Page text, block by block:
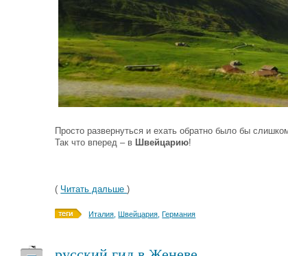
Просто развернуться и ехать обратно было бы
Так что вперед – в Швейцарию!
( Читать дальше)
Италия ,Швейцария ,Германия